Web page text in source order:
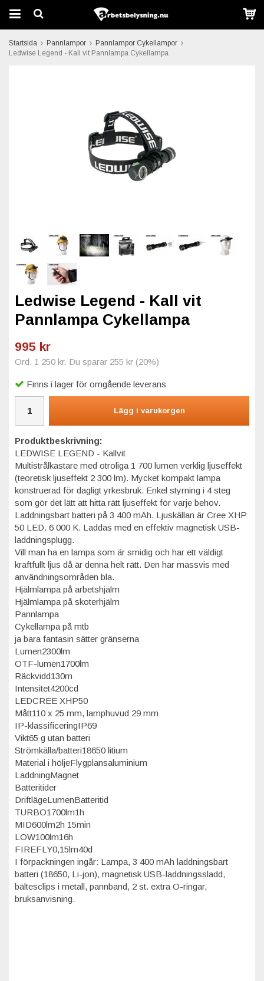
Startsida Pannlampor
Pannlampor Cykellampor
Ledwise Legend - Kall vit Pannlampa Cykellampa
Ledwise Legend - Kall vit
Pannlampa Cykellampa
995 kr
Ord. 1 250 kr. Du sparar 255 kr (20%)
Finns i lager för omgående leverans
Lägg i varukorgen
Produktbeskrivning:
LEDWISE LEGEND - Kallvit
Multistrålkastare med otroliga 1 700 lumen verklig ljuseffekt
(teoretisk ljuseffekt 2 300 lm). Mycket kompakt lampa
konstruerad för dagligt yrkesbruk. Enkel styrning i 4 steg
som gör det lätt att hitta rätt ljuseffekt för varje behov.
Laddningsbart batteri på 3 400 mAh. Ljuskällan är Cree XHP
50 LED. 6 000 K. Laddas med en effektiv magnetisk USB-
laddningsplugg.
Vill man ha en lampa som är smidig och har ett väldigt
kraftfullt ljus då är denna helt rätt. Den har massvis med
användningsområden bla.
Hjälmlampa på arbetshjälm
Hjälmlampa på skoterhjälm
Pannlampa
Cykellampa på mtb
ja bara fantasin sätter gränserna
Lumen2300lm
OTF-lumen1700lm
Räckvidd130m
Intensitet4200cd
LEDCREE XHP50
Mått110 x 25 mm, lamphuvud 29 mm
IP-klassificeringIP69
Vikt65 g utan batteri
Strömkälla/batteri18650 litium
Material i höljeFlygplansaluminium
LaddningMagnet
Batteritider
DriftlägeLumenBatteritid
TURBO1700lm1h
MID600lm2h 15min
LOW100lm16h
FIREFLY0,15lm40d
I förpackningen ingår: Lampa, 3 400 mAh laddningsbart
batteri (18650, Li-jon), magnetisk USB-laddningssladd,
bältesclips i metall, pannband, 2 st. extra O-ringar,
bruksanvisning.